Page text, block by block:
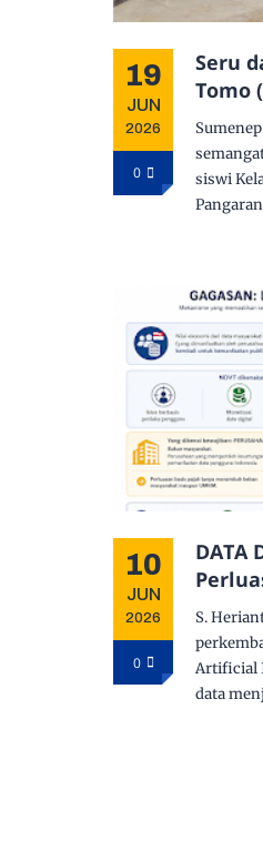
19
JUN
2026
0
Seru
Tomo
Tak
siswi
10
JUN
2026
0
DATA
dan
S.
Artificial
data